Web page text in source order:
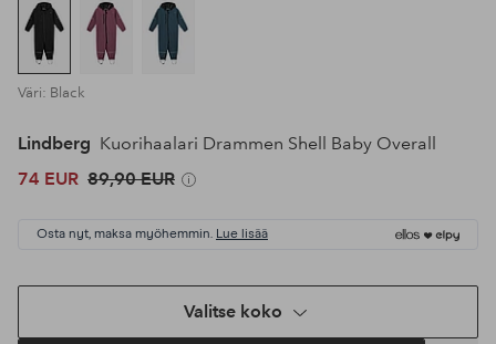
Väri: Black
Lindberg Kuorihaalari Drammen Shell Baby Overall
74 EUR 89,90 EUR
Osta nyt, maksa myöhemmin. Lue lisää
Valitse koko